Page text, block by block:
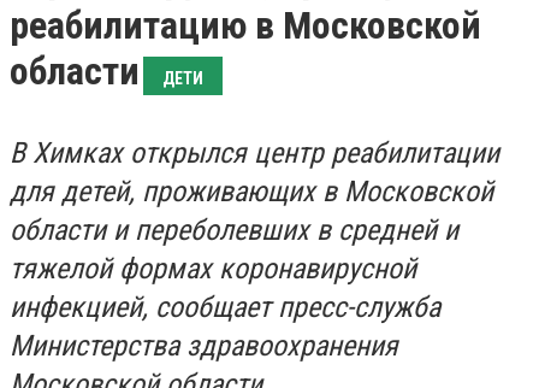
реабилитацию в Московской
области
ДЕТИ
В Химках открылся центр реабилитации
для детей, проживающих в Московской
области и переболевших в средней и
тяжелой формах коронавирусной
инфекцией, сообщает пресс-служба
Министерства здравоохранения